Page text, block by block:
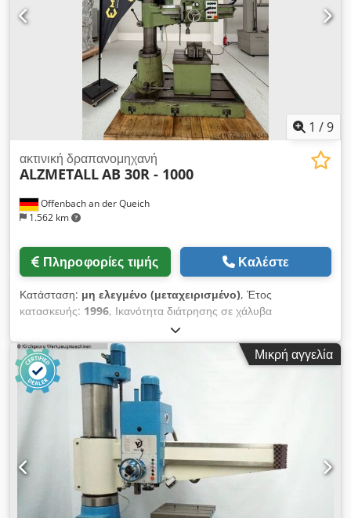
1 /9
Offenbach an der Queich
1.562 km
ακτινική δραπανομηχανή
ALZMETALLAB 30R - 1000
Πληροφορίες τιμής Καλέστε
Κατάσταση: μη ελεγμένο (μεταχειρισμένο), Έτος
κατασκευής: 1996, Ικανότητα διάτρησης σε χάλυβα
(διάμετρος): 32 mm Κώνος Morse: MK 4 Βάση: 1700 x 700
mm Dksdpjzb Raijfx Ai Ujr Τροφοδοσία: 4 m/min Βάρος
μηχανήματος: περ. 1,5 t Απαιτούμενος χώρος: περ. 1800 x
1200 x 2480 mm
Μικρή αγγελία